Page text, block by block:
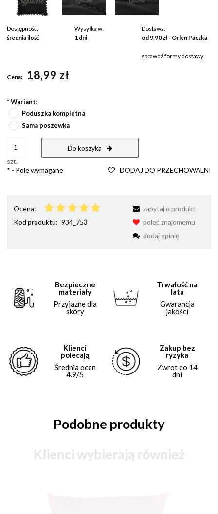
Dostępność:
średnia ilość
Wysyłka w:
1 dni
Dostawa:
od 9,90 zł - Orlen Paczka
sprawdź formy dostawy
Cena: 18,99 zł
*Wariant:
Poduszka kompletna
Sama poszewka
szt.
Do koszyka
DODAJ DO PRZECHOWALNI
* - Pole wymagane
Ocena:
Kod produktu: 934_753
zapytaj o produkt
poleć znajomemu
dodaj opinię
Bezpieczne
materiały
Przyjazne dla
skóry
Trwałość na
lata
Gwarancja
jakości
Klienci
polecają
Średnia ocen
4.9/5
Zakup bez
ryzyka
Zwrot do 14
dni
Podobne produkty
Klienci wybierają również